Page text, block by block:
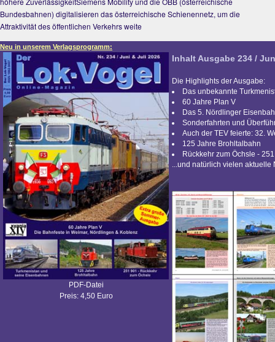
Bundesbahnen) digitalisieren das österreichische Schienennetz, um die
Attraktivität des öffentlichen Verkehrs weite
Neu in unserem Verlagsprogramm:
PDF-Datei
Preis: 4,50 Euro
Inhalt Ausgabe 234 /
Die Highlights der Ausgabe:
Das unbekannte
60 Jahre Plan V
Das 5. Nördlinger
Sonderfahrten und
Auch der TEV feierte: 32.
125 Jahre Brohltalbahn
Rückkehr zum Öchsle -
...und natürlich vielen aktuelle